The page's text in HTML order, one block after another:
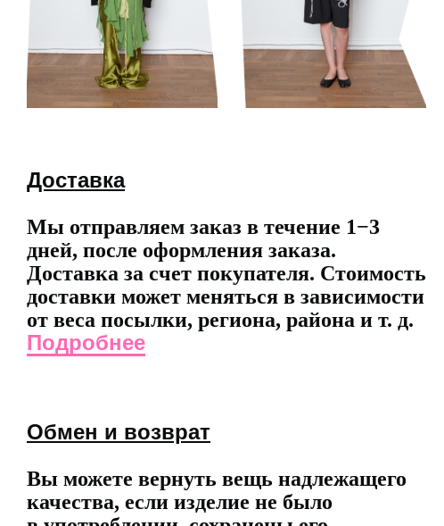
Доставка
Мы отправляем заказ в течение 1−3
дней, после оформления заказа.
Доставка за счет покупателя. Стоимость
доставки может меняться в зависимости
от веса посылки, региона, района и т. д.
Подробнее
Обмен и возврат
Вы можете вернуть вещь надлежащего
качества, если изделие не было